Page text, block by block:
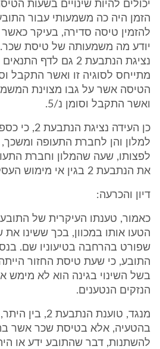
יכולים להיות שינויים בשעות
הזמן היה כה משמעותי עבור
להזמין טיסה סדירה, בעיקר
יודע מה משמעותה של טיסת
נציגת הנתבעת 2 גם לדף
הטיסה אשר על גבו מצוינת
ואשר התקבל וסומן נ/5.
כן העידה
למלון והן לחברת התעופה ומשכך,
לפצותו, שעה שהמלון וחברת
את הנתבעת 2 בגין אי מימוש העסקה.
דיון והכרעה:
כאמור, טענתו העיקרית של
הטעו אותו במכוון, בכך ששינו
שפורט בהרחבה בטיעוניו שם.
התובע, כי שעת טיסת החזור
בשל השינוי בגינה הוא לא מימש
הנזקים הנטענים.
מנגד, טוענת
בהטעיה, אלא בטיסת שכר אשר
להשתנות, דבר שהתובע ידע או